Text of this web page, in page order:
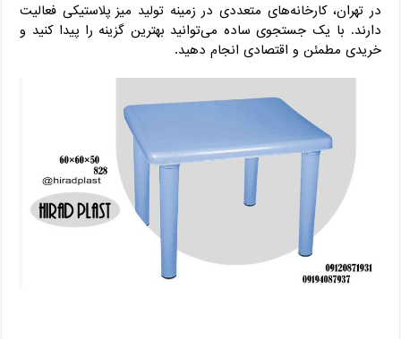
در تهران، کارخانه‌های متعددی در زمینه تولید میز پلاستیکی فعالیت
دارند. با یک جستجوی ساده می‌توانید بهترین گزینه را پیدا کنید و
خریدی مطمئن و اقتصادی انجام دهید.